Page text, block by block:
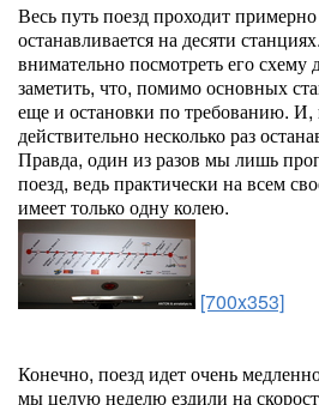
Весь путь поезд проходит
останавливается на десяти
внимательно посмотреть его
заметить, что, помимо основных
еще и остановки по требованию. И,
действительно несколько раз
Правда, один из разов мы лишь
поезд, ведь практически на всем
имеет только одну колею.
[700x353]
Конечно, поезд идет очень
мы целую неделю ездили на